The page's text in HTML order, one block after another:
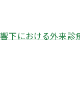
下における外来診